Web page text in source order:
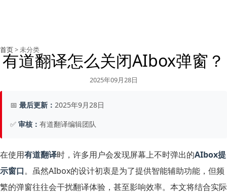
首页> 未分类
有道翻译怎么关闭AIbox弹窗？
2025年09月28日
📅 最后更新： 2025年9月28日
✅ 审核： 有道翻译编辑团队
在使用有道翻译时，许多用户会发现屏幕上不时弹出的AIbox提
示窗口。虽然AIbox的设计初衷是为了提供智能辅助功能，但频
繁的弹窗往往会干扰翻译体验，甚至影响效率。本文将结合实际